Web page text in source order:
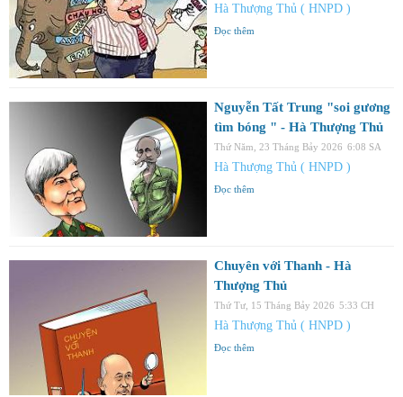
Hà Thượng Thủ ( HNPD )
Đọc thêm
Nguyễn Tất Trung "soi gương
tìm bóng " - Hà Thượng Thủ
Thứ Năm, 23 Tháng Bảy 2026 6:08 SA
Hà Thượng Thủ ( HNPD )
Đọc thêm
Chuyên với Thanh - Hà
Thượng Thủ
Thứ Tư, 15 Tháng Bảy 2026 5:33 CH
Hà Thượng Thủ ( HNPD )
Đọc thêm